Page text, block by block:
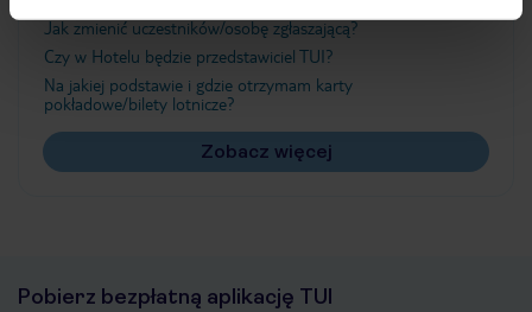
Jak zmienić uczestników/osobę zgłaszającą?
Czy w Hotelu będzie przedstawiciel TUI?
Na jakiej podstawie i gdzie otrzymam karty
pokładowe/bilety lotnicze?
Zobacz więcej
Pobierz bezpłatną aplikację TUI